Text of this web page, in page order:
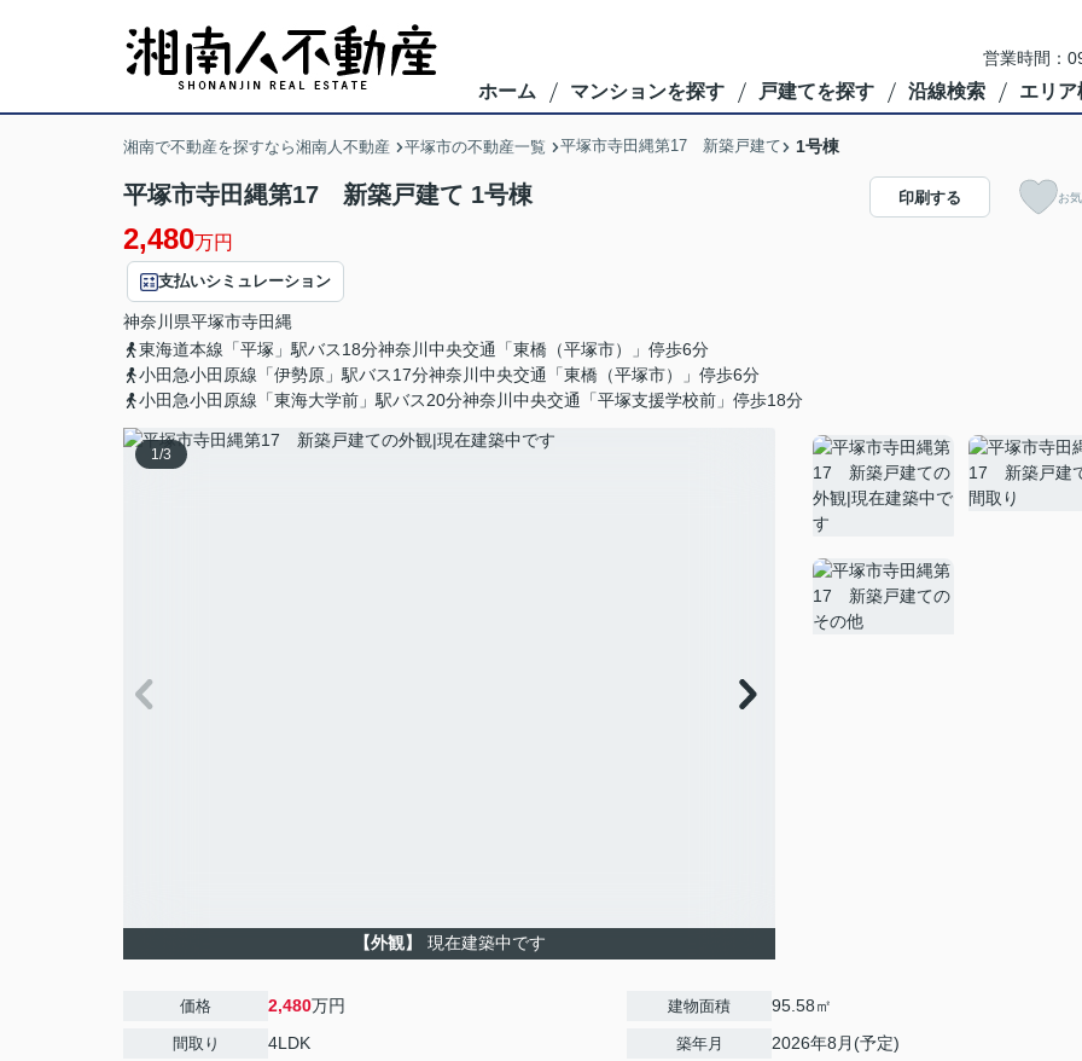
営業時間：
ホーム マンションを探す 戸建てを探す 沿線検索 エリア
湘南で不動産を探すなら湘南人不動産 平塚市の不動産一覧 平塚市寺田縄第17 新築戸建て 1号棟
平塚市寺田縄第17 新築戸建て 1号棟
2,480万円
支払いシミュレーション
神奈川県平塚市寺田縄
東海道本線「平塚」駅バス18分神奈川中央交通「東橋（平塚市）」停歩6分
小田急小田原線「伊勢原」駅バス17分神奈川中央交通「東橋（平塚市）」停歩6分
小田急小田原線「東海大学前」駅バス20分神奈川中央交通「平塚支援学校前」停歩18分
印刷する お
1/3
【外観】 現在建築中です
価格 2,480万円
間取り 4LDK
建物面積 95.58㎡
築年月 2026年8月(予定)